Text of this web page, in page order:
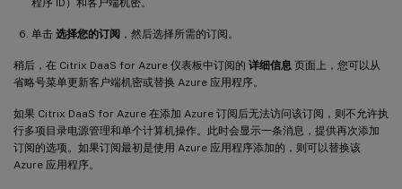
单击 选择您的订阅 ，然后选择所需的订阅。
稍后，在 Citrix DaaS for Azure 仪表板中订阅的 详细信息 页面上，您可以从
省略号菜单更新客户端机密或替换 Azure 应用程序。
如果 Citrix DaaS for Azure 在添加 Azure 订阅后无法访问该订阅，则不允许执
行多项目录电源管理和单个计算机操作。此时会显示一条消息，提供再次添加
订阅的选项。如果订阅最初是使用 Azure 应用程序添加的，则可以替换该
Azure 应用程序。